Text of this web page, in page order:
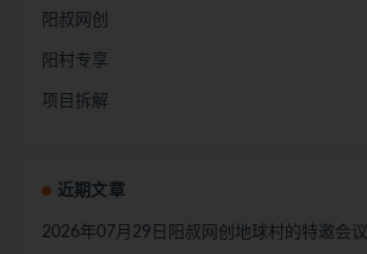
阳叔网创
阳村专享
项目拆解
近期文章
2026年07月29日阳叔网创地球村的特邀会议